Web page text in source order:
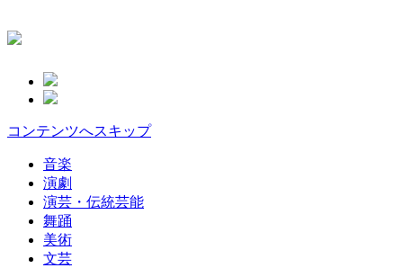
コンテンツへスキップ
音楽
演劇
演芸・伝統芸能
舞踊
美術
文芸